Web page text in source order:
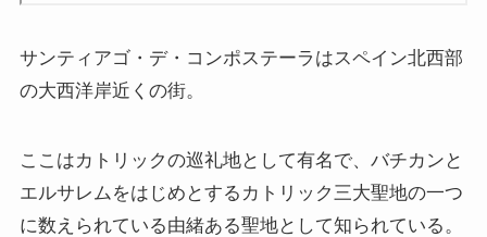
連載「『レ・ミゼラブル』を読む」
ドストエフスキー資料データベース
サンティアゴ・デ・コンポステーラはスペイン北西部
の大西洋岸近くの街。
ここはカトリックの巡礼地として有名で、バチカンと
エルサレムをはじめとするカトリック三大聖地の一つ
に数えられている由緒ある聖地として知られている。